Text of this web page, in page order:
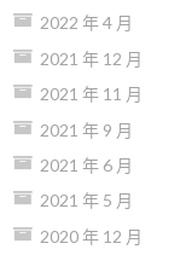
2022 年 4 月
2021 年 12 月
2021 年 11 月
2021 年 9 月
2021 年 6 月
2021 年 5 月
2020 年 12 月